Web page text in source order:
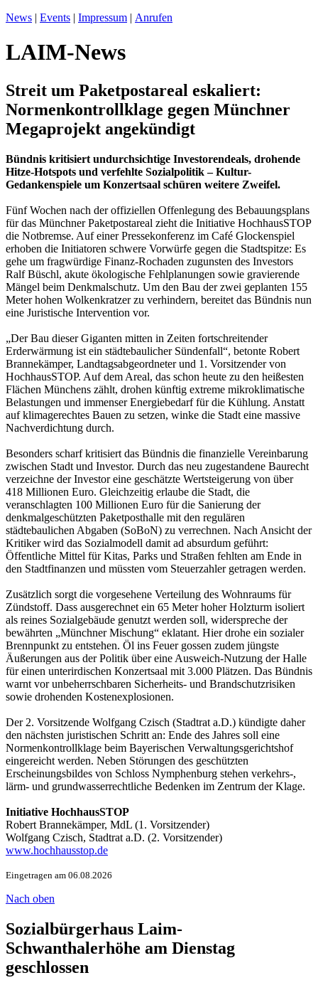
News | Events | Impressum | Anrufen
LAIM-News
Streit um Paketpostareal eskaliert:
Normenkontrollklage gegen Münchner
Megaprojekt angekündigt
Bündnis kritisiert undurchsichtige Investorendeals, drohende
Hitze-Hotspots und verfehlte Sozialpolitik – Kultur-
Gedankenspiele um Konzertsaal schüren weitere Zweifel.
Fünf Wochen nach der offiziellen Offenlegung des Bebauungsplans
für das Münchner Paketpostareal zieht die Initiative HochhausSTOP
die Notbremse. Auf einer Pressekonferenz im Café Glockenspiel
erhoben die Initiatoren schwere Vorwürfe gegen die Stadtspitze: Es
gehe um fragwürdige Finanz-Rochaden zugunsten des Investors
Ralf Büschl, akute ökologische Fehlplanungen sowie gravierende
Mängel beim Denkmalschutz. Um den Bau der zwei geplanten 155
Meter hohen Wolkenkratzer zu verhindern, bereitet das Bündnis nun
eine Juristische Intervention vor.
„Der Bau dieser Giganten mitten in Zeiten fortschreitender
Erderwärmung ist ein städtebaulicher Sündenfall“, betonte Robert
Brannekämper, Landtagsabgeordneter und 1. Vorsitzender von
HochhausSTOP. Auf dem Areal, das schon heute zu den heißesten
Flächen Münchens zählt, drohen künftig extreme mikroklimatische
Belastungen und immenser Energiebedarf für die Kühlung. Anstatt
auf klimagerechtes Bauen zu setzen, winke die Stadt eine massive
Nachverdichtung durch.
Besonders scharf kritisiert das Bündnis die finanzielle Vereinbarung
zwischen Stadt und Investor. Durch das neu zugestandene Baurecht
verzeichne der Investor eine geschätzte Wertsteigerung von über
418 Millionen Euro. Gleichzeitig erlaube die Stadt, die
veranschlagten 100 Millionen Euro für die Sanierung der
denkmalgeschützten Paketposthalle mit den regulären
städtebaulichen Abgaben (SoBoN) zu verrechnen. Nach Ansicht der
Kritiker wird das Sozialmodell damit ad absurdum geführt:
Öffentliche Mittel für Kitas, Parks und Straßen fehlten am Ende in
den Stadtfinanzen und müssten vom Steuerzahler getragen werden.
Zusätzlich sorgt die vorgesehene Verteilung des Wohnraums für
Zündstoff. Dass ausgerechnet ein 65 Meter hoher Holzturm isoliert
als reines Sozialgebäude genutzt werden soll, widerspreche der
bewährten „Münchner Mischung“ eklatant. Hier drohe ein sozialer
Brennpunkt zu entstehen. Öl ins Feuer gossen zudem jüngste
Äußerungen aus der Politik über eine Ausweich-Nutzung der Halle
für einen unterirdischen Konzertsaal mit 3.000 Plätzen. Das Bündnis
warnt vor unbeherrschbaren Sicherheits- und Brandschutzrisiken
sowie drohenden Kostenexplosionen.
Der 2. Vorsitzende Wolfgang Czisch (Stadtrat a.D.) kündigte daher
den nächsten juristischen Schritt an: Ende des Jahres soll eine
Normenkontrollklage beim Bayerischen Verwaltungsgerichtshof
eingereicht werden. Neben Störungen des geschützten
Erscheinungsbildes von Schloss Nymphenburg stehen verkehrs-,
lärm- und grundwasserrechtliche Bedenken im Zentrum der Klage.
Initiative HochhausSTOP
Robert Brannekämper, MdL (1. Vorsitzender)
Wolfgang Czisch, Stadtrat a.D. (2. Vorsitzender)
www.hochhausstop.de
Eingetragen am 06.08.2026
Nach oben
Sozialbürgerhaus Laim-
Schwanthalerhöhe am Dienstag
geschlossen